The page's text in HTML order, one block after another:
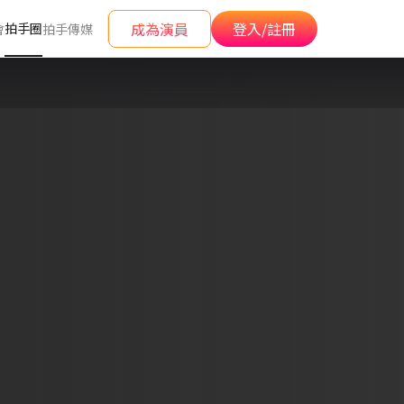
拍手圈拍手傳媒 成為演員 登入/註冊